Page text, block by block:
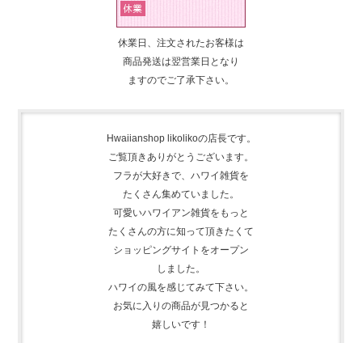
休業日、注文されたお客様は
商品発送は翌営業日となり
ますのでご了承下さい。
Hwaiianshop likolikoの店長です。
ご覧頂きありがとうございます。
フラが大好きで、
ハワイ雑貨を
たくさん集めていました。
可愛いハワイアン雑貨をもっと
たくさんの方に知って頂きたくて
ショッピングサイトをオープン
しました。
ハワイの風を感じてみて下さい。
お気に入りの商品が見つかると
嬉しいです！